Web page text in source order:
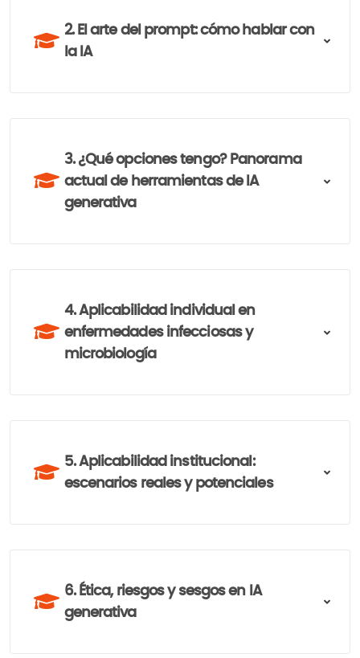
2. El arte del prompt: cómo hablar con
la IA
3. ¿Qué opciones tengo? Panorama
actual de herramientas de IA
generativa
4. Aplicabilidad individual en
enfermedades infecciosas y
microbiología
5. Aplicabilidad institucional:
escenarios reales y potenciales
6. Ética, riesgos y sesgos en IA
generativa